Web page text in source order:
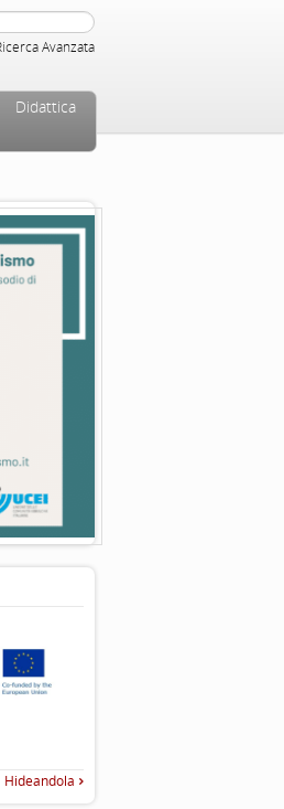
Avanzata
Didattica
Hideandola